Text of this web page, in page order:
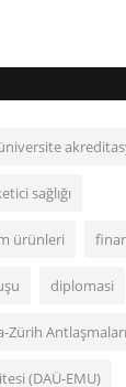
sağlığı
ürünleri
diplomasi
Zürih Antlaşmaları
(DAÜ-EMU)